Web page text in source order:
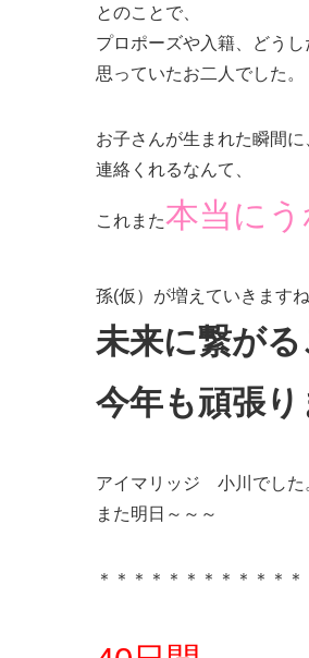
とのことで、
プロポーズや入籍、どうし
思っていたお二人でした。
お子さんが生まれた瞬間に
連絡くれるなんて、
これまた本当に
孫(仮）が増えていきます
未来に繋が
今年も頑張り
アイマリッジ 小川でした
また明日～～～
＊＊＊＊＊＊＊＊＊＊＊